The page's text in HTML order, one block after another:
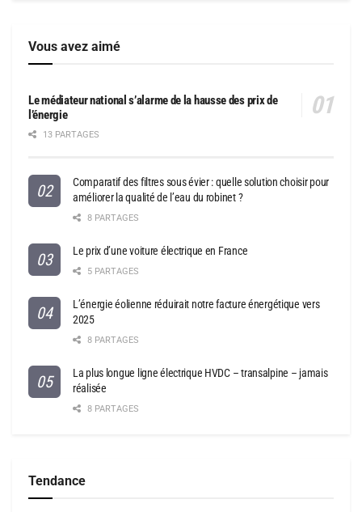
Vous avez aimé
Le médiateur national s’alarme de la hausse des prix de
l’énergie
13 PARTAGES
Comparatif des filtres sous évier : quelle solution choisir pour
améliorer la qualité de l’eau du robinet ?
8 PARTAGES
Le prix d’une voiture électrique en France
5 PARTAGES
L’énergie éolienne réduirait notre facture énergétique vers
2025
8 PARTAGES
La plus longue ligne électrique HVDC – transalpine – jamais
réalisée
8 PARTAGES
Tendance